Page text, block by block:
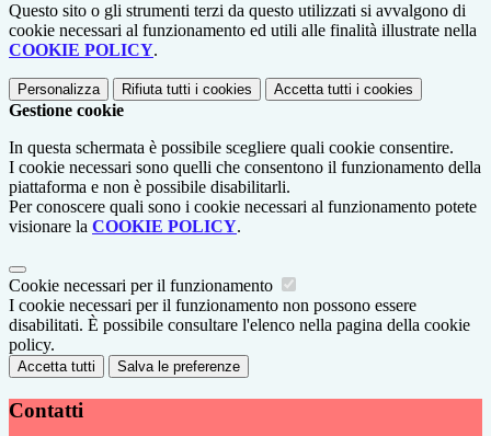
Questo sito o gli strumenti terzi da questo utilizzati si avvalgono di
cookie necessari al funzionamento ed utili alle finalità illustrate nella
COOKIE POLICY.
Personalizza Rifiuta tutti i cookies Accetta tutti i cookies
Gestione cookie
In questa schermata è possibile scegliere quali cookie consentire.
I cookie necessari sono quelli che consentono il funzionamento della
piattaforma e non è possibile disabilitarli.
Per conoscere quali sono i cookie necessari al funzionamento potete
visionare la COOKIE POLICY.
Cookie necessari per il funzionamento
I cookie necessari per il funzionamento non possono essere
disabilitati. È possibile consultare l'elenco nella pagina della cookie
policy.
Accetta tutti Salva le preferenze
Contatti